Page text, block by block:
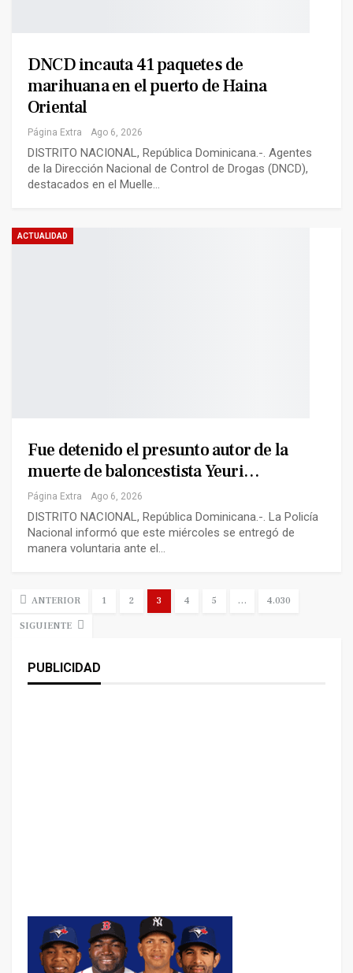
DNCD incauta 41 paquetes de
marihuana en el puerto de Haina
Oriental
Página Extra Ago 6, 2026
DISTRITO NACIONAL, República Dominicana.-. Agentes
de la Dirección Nacional de Control de Drogas (DNCD),
destacados en el Muelle…
ACTUALIDAD
Fue detenido el presunto autor de la
muerte de baloncestista Yeuri…
Página Extra Ago 6, 2026
DISTRITO NACIONAL, República Dominicana.-. La Policía
Nacional informó que este miércoles se entregó de
manera voluntaria ante el…
ANTERIOR 1 2 3 4 5 … 4.030
SIGUIENTE
PUBLICIDAD